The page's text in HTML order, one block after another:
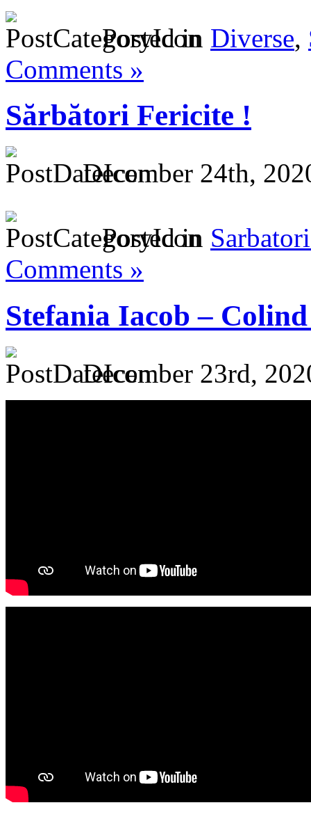
Posted in Diverse,
Comments »
Sărbători Fericite !
December 24th,
Posted in
Comments »
Stefania Iacob –
December 23rd,